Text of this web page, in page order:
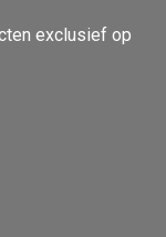
exclusief op